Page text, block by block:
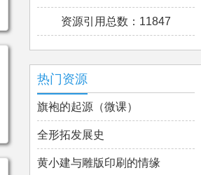
资源引用总数：11847
热门资源
旗袍的起源（微课）
全形拓发展史
黄小建与雕版印刷的情缘